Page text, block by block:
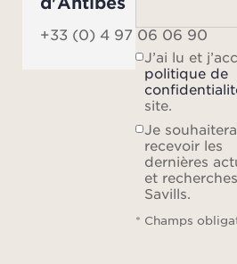
+33 (0) 4 97 06 06 90
J’ai lu et
politique de
site.
Je
recevoir les
dernières
et
Savills.
* Champs